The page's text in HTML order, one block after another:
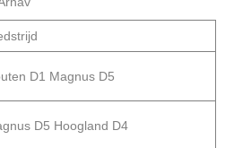
D1 Magnus D5
D5 Hoogland D4